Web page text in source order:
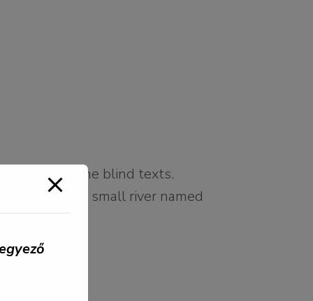
there live the blind texts.
ocean. A small river named